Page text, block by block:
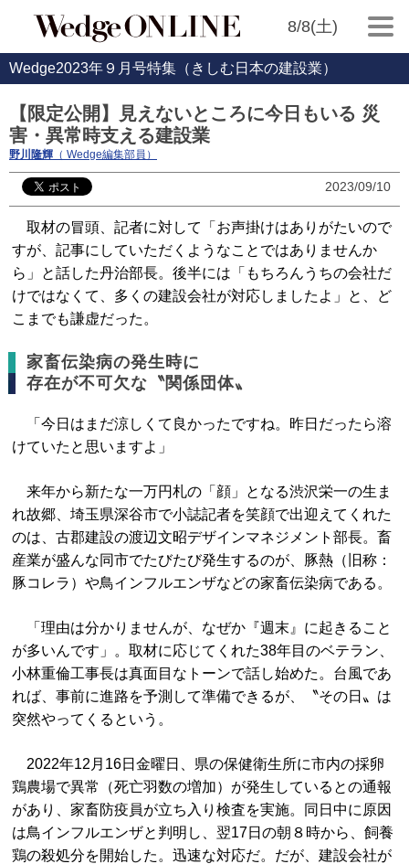
8/8(土)
Wedge2023年９月号特集（きしむ日本の建設業）
【限定公開】見えないところに今日もいる 災
害・異常時支える建設業
野川隆輝 （ Wedge編集部員）
2023/09/10
取材の冒頭、記者に対して「お声掛けはありがたいので
すが、記事にしていただくようなことではありませんか
ら」と話した丹治部長。後半には「もちろんうちの会社だ
けではなくて、多くの建設会社が対応しましたよ」と、ど
こまでも謙虚だった。
家畜伝染病の発生時に
存在が不可欠な〝関係団体〟
「今日はまだ涼しくて良かったですね。昨日だったら溶
けていたと思いますよ」
来年から新たな一万円札の「顔」となる渋沢栄一の生ま
れ故郷、埼玉県深谷市で小誌記者を笑顔で出迎えてくれた
のは、古郡建設の渡辺文昭デザインマネジメント部長。畜
産業が盛んな同市でたびたび発生するのが、豚熱（旧称：
豚コレラ）や鳥インフルエンザなどの家畜伝染病である。
「理由は分かりませんが、なぜか『週末』に起きること
が多いんです」。取材に応じてくれた38年目のベテラン、
小林重倫工事長は真面目なトーンで話し始めた。台風であ
れば、事前に進路を予測して準備できるが、〝その日〟は
突然やってくるという。
2022年12月16日金曜日、県の保健衛生所に市内の採卵
鶏農場で異常（死亡羽数の増加）が発生しているとの通報
があり、家畜防疫員が立ち入り検査を実施。同日中に原因
は鳥インフルエンザと判明し、翌17日の朝８時から、飼養
鶏の殺処分を開始した。迅速な対応だ。だが、建設会社が